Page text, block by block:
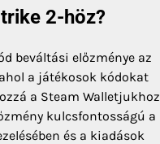
2-höz?
beváltási előzménye az
a játékosok kódokat
a Steam Walletjukhoz
kulcsfontosságú a
és a kiadások